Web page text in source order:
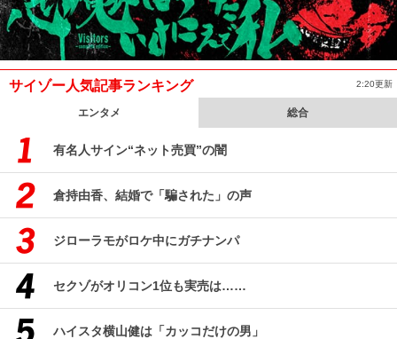
サイゾー人気記事ランキング 2:20更新
エンタメ 総合
有名人サイン“ネット売買”の闇
倉持由香、結婚で「騙された」の声
ジローラモがロケ中にガチナンパ
セクゾがオリコン1位も実売は……
ハイスタ横山健は「カッコだけの男」